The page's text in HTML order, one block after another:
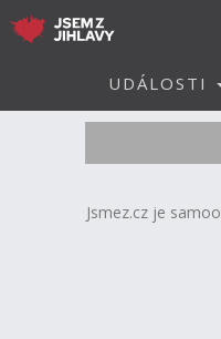
UDÁLOSTI
Jsmez.cz je